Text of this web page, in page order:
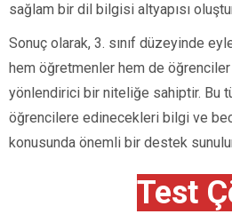
sağlam bir dil bilgisi altyapısı
Sonuç olarak, 3. sınıf düzeyinde
hem öğretmenler hem de
yönlendirici bir niteliğe sahiptir. Bu
öğrencilere edinecekleri bilgi ve
konusunda önemli bir destek
Test